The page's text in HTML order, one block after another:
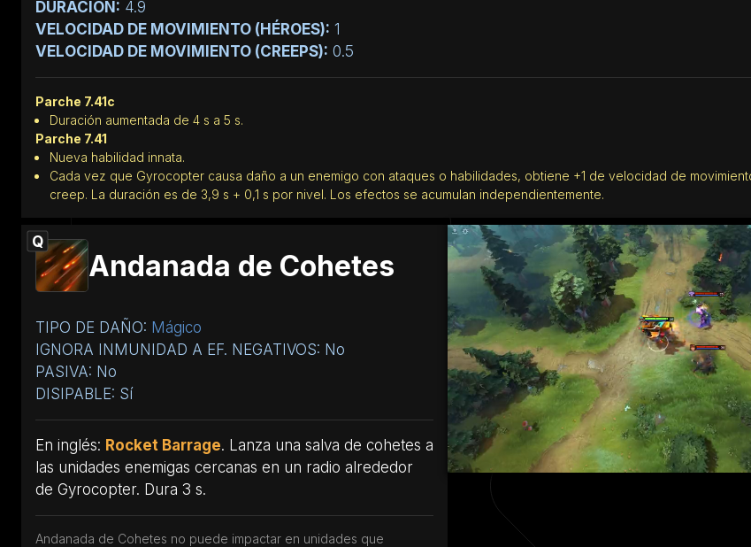
DURACIÓN: 4.9
VELOCIDAD DE MOVIMIENTO (HÉROES): 1
VELOCIDAD DE MOVIMIENTO (CREEPS): 0.5
Parche 7.41c
Duración aumentada de 4 s a 5 s.
Parche 7.41
Nueva habilidad innata.
Cada vez que Gyrocopter causa daño a un enemigo con ataques o habilidades, obtiene +1 de velocidad de
creep. La duración es de 3,9 s + 0,1 s por nivel. Los efectos se acumulan independientemente.
Q
Andanada de Cohetes
TIPO DE DAÑO: Mágico
IGNORA INMUNIDAD A EF. NEGATIVOS: No
PASIVA: No
DISIPABLE: Sí
En inglés: Rocket Barrage. Lanza una salva de cohetes a
las unidades enemigas cercanas en un radio alrededor
de Gyrocopter. Dura 3 s.
Andanada de Cohetes no puede impactar en unidades que